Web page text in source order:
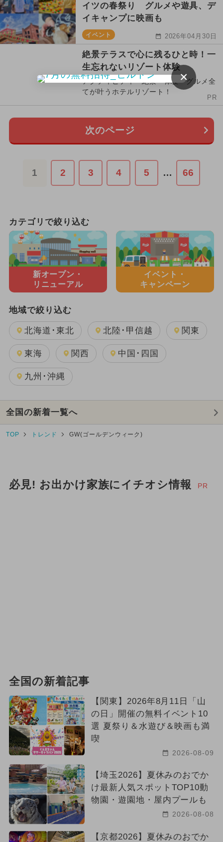
イツの春祭り グルメや遊具、デ
イキャンプに映画も
イベント 2026年04月30日
絶景テラスで心に残るひと時！一
生忘れないリゾート体験
アクティビティ・絶景・体験・グルメ全
てが叶うホテルリゾート！
PR
次のページ
1 2 3 4 5 … 66
カテゴリで絞り込む
新オープン・
リニューアル
イベント・
キャンペーン
地域で絞り込む
北海道･東北 北陸･甲信越 関東
東海 関西 中国･四国
九州･沖縄
全国の新着一覧へ
TOP トレンド GW(ゴールデンウィーク)
必見! お出かけ家族にイチオシ情報 PR
全国の新着記事
【関東】2026年8月11日「山
の日」開催の無料イベント10
選 夏祭り＆水遊び＆映画も満
喫
2026-08-09
【埼玉2026】夏休みのおでか
け最新人気スポットTOP10動
物園・遊園地・屋内プールも
2026-08-08
【京都2026】夏休みのおでか
×